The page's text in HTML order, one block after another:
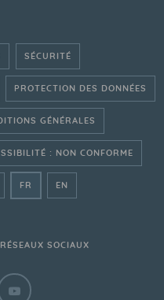
SÉCURITÉ
PROTECTION DES DONNÉES
GÉNÉRALES
: NON CONFORME
FR - ALLER SUR LE SITE
EN
SOCIAUX
- BANQUE
YOUTUBE - BANQUE